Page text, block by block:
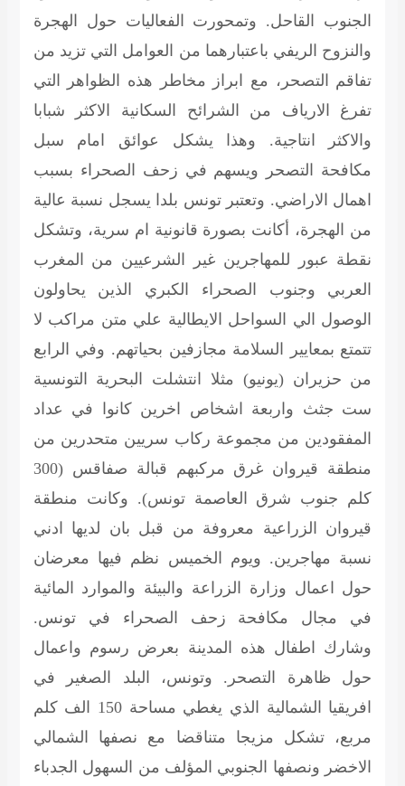
الجنوب القاحل. وتمحورت الفعاليات حول الهجرة
والنزوح الريفي باعتبارهما من العوامل التي تزيد من
تفاقم التصحر، مع ابراز مخاطر هذه الظواهر التي
تفرغ الارياف من الشرائح السكانية الاكثر شبابا
والاكثر انتاجية. وهذا يشكل عوائق امام سبل
مكافحة التصحر ويسهم في زحف الصحراء بسبب
اهمال الاراضي. وتعتبر تونس بلدا يسجل نسبة عالية
من الهجرة، أكانت بصورة قانونية ام سرية، وتشكل
نقطة عبور للمهاجرين غير الشرعيين من المغرب
العربي وجنوب الصحراء الكبري الذين يحاولون
الوصول الي السواحل الايطالية علي متن مراكب لا
تتمتع بمعايير السلامة مجازفين بحياتهم. وفي الرابع
من حزيران (يونيو) مثلا انتشلت البحرية التونسية
ست جثث واربعة اشخاص اخرين كانوا في عداد
المفقودين من مجموعة ركاب سريين متحدرين من
منطقة قيروان غرق مركبهم قبالة صفاقس (300
كلم جنوب شرق العاصمة تونس). وكانت منطقة
قيروان الزراعية معروفة من قبل بان لديها ادني
نسبة مهاجرين. ويوم الخميس نظم فيها معرضان
حول اعمال وزارة الزراعة والبيئة والموارد المائية
في مجال مكافحة زحف الصحراء في تونس.
وشارك اطفال هذه المدينة بعرض رسوم واعمال
حول ظاهرة التصحر. وتونس، البلد الصغير في
افريقيا الشمالية الذي يغطي مساحة 150 الف كلم
مربع، تشكل مزيجا متناقضا مع نصفها الشمالي
الاخضر ونصفها الجنوبي المؤلف من السهول الجدباء